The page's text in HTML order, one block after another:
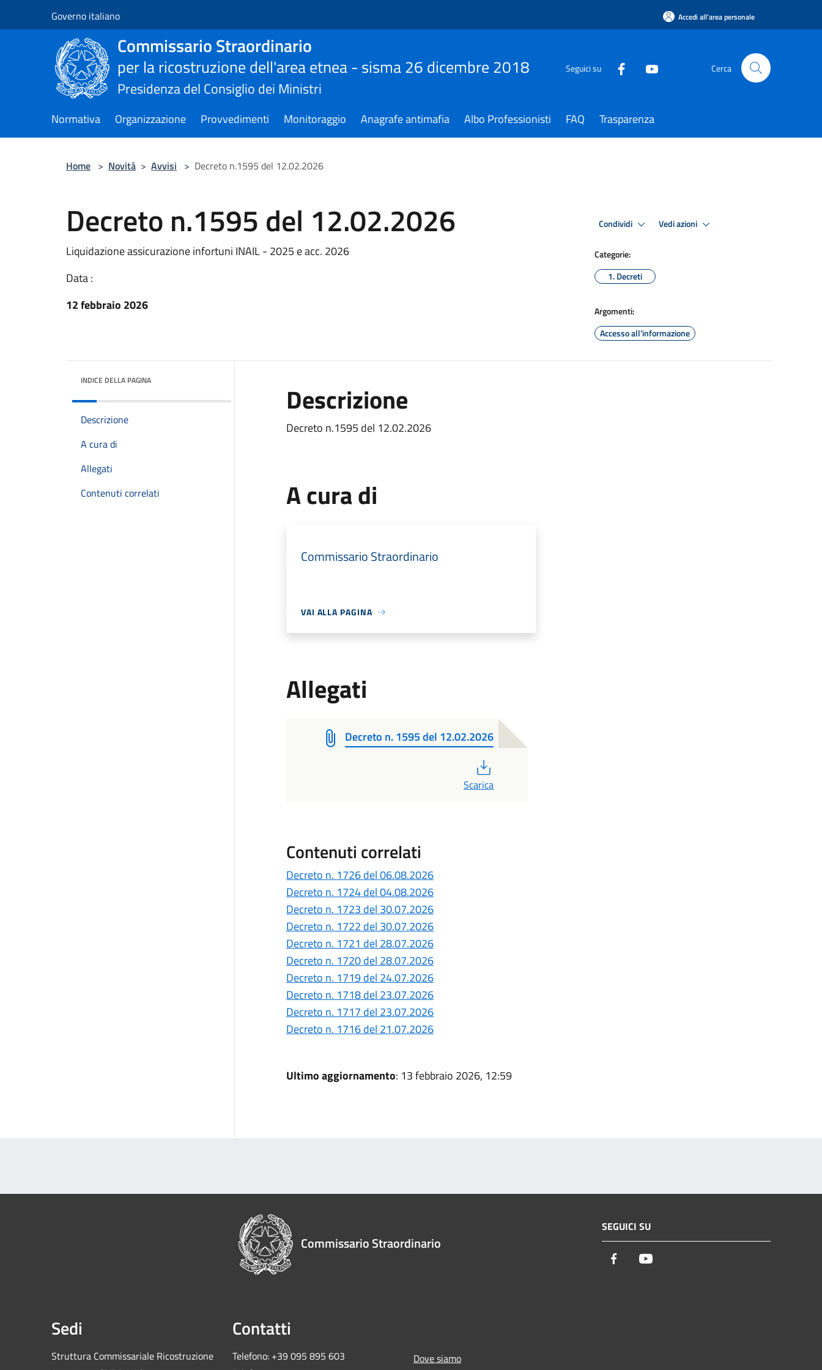
Governo italiano Accedi all'area personale
Commissario Straordinario
per la ricostruzione dell'area etnea - sisma 26 dicembre 2018
Presidenza del Consiglio dei Ministri
Seguici su Cerca
Normativa Organizzazione Provvedimenti Monitoraggio Anagrafe antimafia Albo Professionisti FAQ Trasparenza
Home > Novità > Avvisi > Decreto n.1595 del 12.02.2026
Decreto n.1595 del 12.02.2026
Liquidazione assicurazione infortuni INAIL - 2025 e acc. 2026
Data :
12 febbraio 2026
Condividi Vedi azioni
Categorie:
1. Decreti
Argomenti:
Accesso all'informazione
INDICE DELLA PAGINA
Descrizione
A cura di
Allegati
Contenuti correlati
Descrizione
Decreto n.1595 del 12.02.2026
A cura di
Commissario Straordinario
VAI ALLA PAGINA
Allegati
Decreto n. 1595 del 12.02.2026
Scarica
Contenuti correlati
Decreto n. 1726 del 06.08.2026
Decreto n. 1724 del 04.08.2026
Decreto n. 1723 del 30.07.2026
Decreto n. 1722 del 30.07.2026
Decreto n. 1721 del 28.07.2026
Decreto n. 1720 del 28.07.2026
Decreto n. 1719 del 24.07.2026
Decreto n. 1718 del 23.07.2026
Decreto n. 1717 del 23.07.2026
Decreto n. 1716 del 21.07.2026
Ultimo aggiornamento: 13 febbraio 2026, 12:59
Commissario Straordinario
SEGUICI SU
Facebook
Sedi
Struttura Commissariale Ricostruzione
Contatti
Telefono: +39 095 895 603
Dove siamo